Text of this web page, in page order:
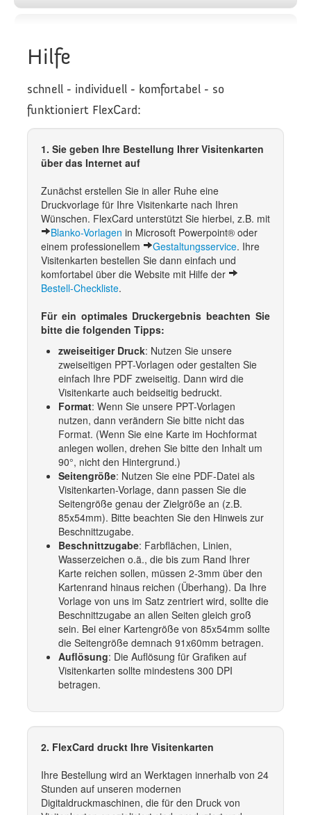
Hilfe
schnell - individuell - komfortabel - so
funktioniert FlexCard:
1. Sie geben Ihre Bestellung Ihrer Visitenkarten
über das Internet auf
Zunächst erstellen Sie in aller Ruhe eine
Druckvorlage für Ihre Visitenkarte nach Ihren
Wünschen. FlexCard unterstützt Sie hierbei, z.B. mit
Blanko-Vorlagen in Microsoft Powerpoint® oder
einem professionellem
Gestaltungsservice. Ihre
Visitenkarten bestellen Sie dann einfach und
komfortabel über die Website mit Hilfe der
Bestell-Checkliste.
Für ein optimales Druckergebnis beachten Sie
bitte die folgenden Tipps:
zweiseitiger Druck: Nutzen Sie unsere
zweiseitigen PPT-Vorlagen oder gestalten Sie
einfach Ihre PDF zweiseitig. Dann wird die
Visitenkarte auch beidseitig bedruckt.
Format: Wenn Sie unsere PPT-Vorlagen
nutzen, dann verändern Sie bitte nicht das
Format. (Wenn Sie eine Karte im Hochformat
anlegen wollen, drehen Sie bitte den Inhalt um
90°, nicht den Hintergrund.)
Seitengröße: Nutzen Sie eine PDF-Datei als
Visitenkarten-Vorlage, dann passen Sie die
Seitengröße genau der Zielgröße an (z.B.
85x54mm). Bitte beachten Sie den Hinweis zur
Beschnittzugabe.
Beschnittzugabe: Farbflächen, Linien,
Wasserzeichen o.ä., die bis zum Rand Ihrer
Karte reichen sollen, müssen 2-3mm über den
Kartenrand hinaus reichen (Überhang). Da Ihre
Vorlage von uns im Satz zentriert wird, sollte die
Beschnittzugabe an allen Seiten gleich groß
sein. Bei einer Kartengröße von 85x54mm sollte
die Seitengröße demnach 91x60mm betragen.
Auflösung: Die Auflösung für Grafiken auf
Visitenkarten sollte mindestens 300 DPI
betragen.
2. FlexCard druckt Ihre Visitenkarten
Ihre Bestellung wird an Werktagen innerhalb von 24
Stunden auf unseren modernen
Digitaldruckmaschinen, die für den Druck von